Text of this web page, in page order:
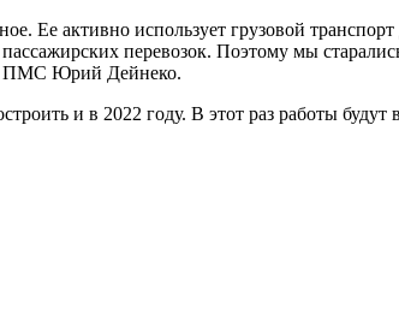
Ее активно использует грузовой
перевозок. Поэтому мы
ПМС Юрий Дейнеко.
и в 2022 году. В этот раз работы